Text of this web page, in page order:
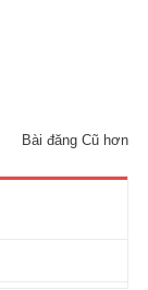
Bài đăng Cũ hơn